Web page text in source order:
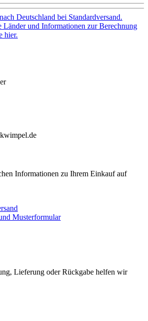
Deutschland bei Standardversand.
Länder und Informationen zur Berechnung
hier.
Informationen zu Ihrem Einkauf auf
Musterformular
Lieferung oder Rückgabe helfen wir